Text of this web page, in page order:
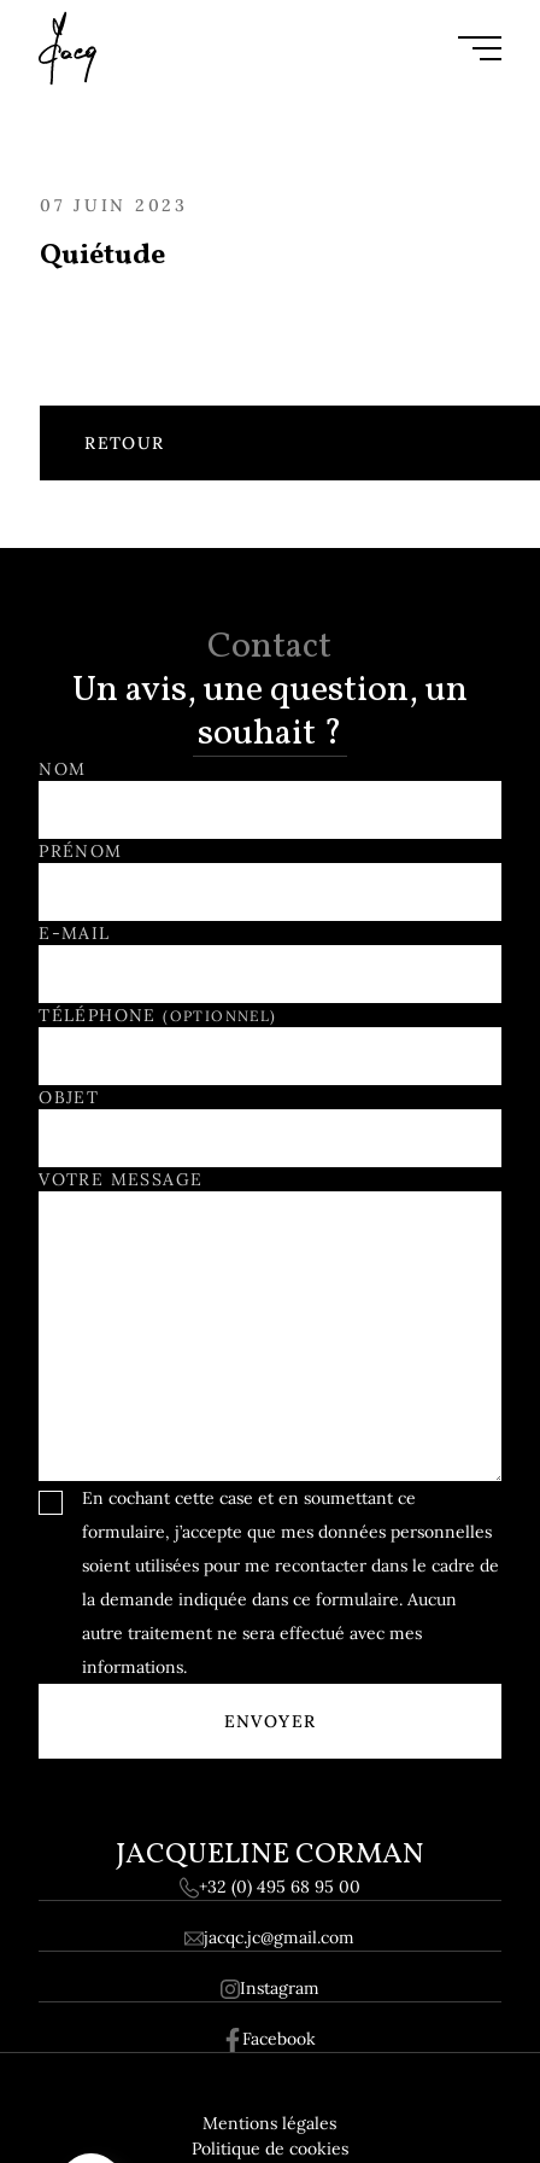
07 JUIN 2023
Quiétude
RETOUR
Contact
Un avis, une question, un
souhait ?
Formulaire de contact
NOM
PRÉNOM
E-MAIL
TÉLÉPHONE(OPTIONNEL)
OBJET
VOTRE MESSAGE
En cochant cette case et en soumettant ce
formulaire, j’accepte que mes données personnelles
soient utilisées pour me recontacter dans le cadre de
la demande indiquée dans ce formulaire. Aucun
autre traitement ne sera effectué avec mes
informations.
JACQUELINE CORMAN
+32 (0) 495 68 95 00
jacqc.jc@gmail.com
Instagram
Facebook
Pied de page
RGPD
Mentions légales
Politique de cookies